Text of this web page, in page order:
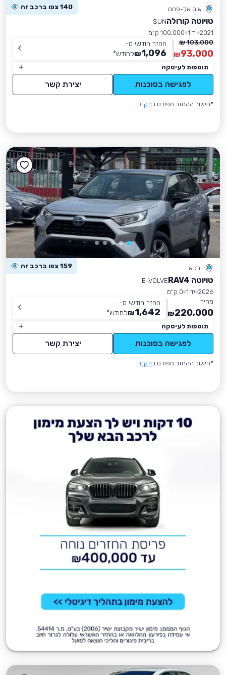
אום אל-פחם 140 צפו ברכב זה
טויוטה קורולהSUN
2021 יד 1
100,000 ק״מ
103,000 ₪
93,000
₪
החזר חודשי מ-
1,096
₪לחודש*
תוספות לעיסקה
לפגישה בסוכנות יצירת קשר
*חישוב ההחזר מפורט בתקנון
ירכא 159 צפו ברכב זה
טויוטה RAV4
E-VOLVE
2026 יד 1
0 ק״מ
מחיר
220,000
₪
החזר חודשי מ-
1,642
₪לחודש*
תוספות לעיסקה
לפגישה בסוכנות יצירת קשר
*חישוב ההחזר מפורט בתקנון